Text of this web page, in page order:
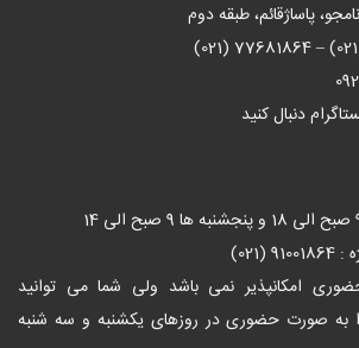
پاساژقائم، طبقه دوم
–
77681864 (021)
دنبال کنید
امکانپذیر نمی باشد ولی شما می توانید
به صورت حضوری در روزهای یکشنبه و سه شنبه